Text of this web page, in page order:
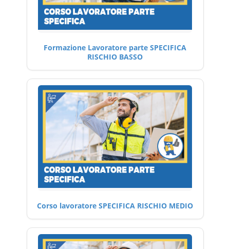
Formazione Lavoratore parte SPECIFICA
RISCHIO BASSO
Corso lavoratore SPECIFICA RISCHIO MEDIO